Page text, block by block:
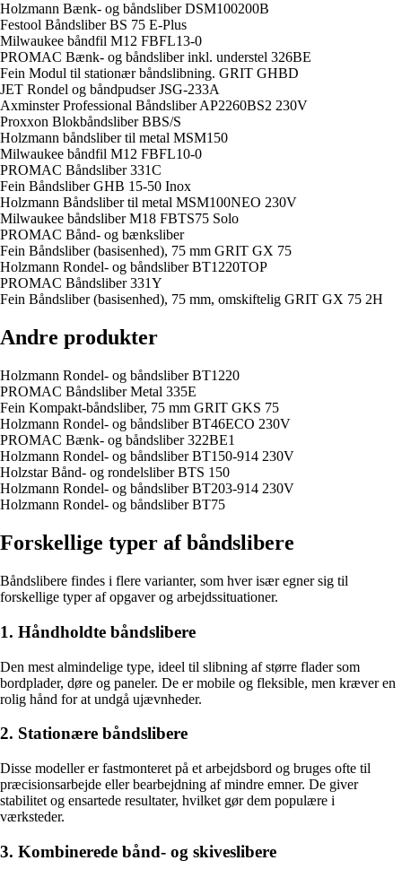
Holzmann Bænk- og båndsliber DSM100200B
Festool Båndsliber BS 75 E-Plus
Milwaukee båndfil M12 FBFL13-0
PROMAC Bænk- og båndsliber inkl. understel 326BE
Fein Modul til stationær båndslibning. GRIT GHBD
JET Rondel og båndpudser JSG-233A
Axminster Professional Båndsliber AP2260BS2 230V
Proxxon Blokbåndsliber BBS/S
Holzmann båndsliber til metal MSM150
Milwaukee båndfil M12 FBFL10-0
PROMAC Båndsliber 331C
Fein Båndsliber GHB 15-50 Inox
Holzmann Båndsliber til metal MSM100NEO 230V
Milwaukee båndsliber M18 FBTS75 Solo
PROMAC Bånd- og bænksliber
Fein Båndsliber (basisenhed), 75 mm GRIT GX 75
Holzmann Rondel- og båndsliber BT1220TOP
PROMAC Båndsliber 331Y
Fein Båndsliber (basisenhed), 75 mm, omskiftelig GRIT GX 75 2H
Andre produkter
Holzmann Rondel- og båndsliber BT1220
PROMAC Båndsliber Metal 335E
Fein Kompakt-båndsliber, 75 mm GRIT GKS 75
Holzmann Rondel- og båndsliber BT46ECO 230V
PROMAC Bænk- og båndsliber 322BE1
Holzmann Rondel- og båndsliber BT150-914 230V
Holzstar Bånd- og rondelsliber BTS 150
Holzmann Rondel- og båndsliber BT203-914 230V
Holzmann Rondel- og båndsliber BT75
Forskellige typer af båndslibere
Båndslibere findes i flere varianter, som hver især egner sig til
forskellige typer af opgaver og arbejdssituationer.
1. Håndholdte båndslibere
Den mest almindelige type, ideel til slibning af større flader som
bordplader, døre og paneler. De er mobile og fleksible, men kræver en
rolig hånd for at undgå ujævnheder.
2. Stationære båndslibere
Disse modeller er fastmonteret på et arbejdsbord og bruges ofte til
præcisionsarbejde eller bearbejdning af mindre emner. De giver
stabilitet og ensartede resultater, hvilket gør dem populære i
værksteder.
3. Kombinerede bånd- og skiveslibere